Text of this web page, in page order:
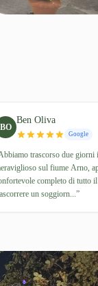
BO
Ben Oliva
Google
trascorso due giorni
sul fiume Arno,
completo di tutto il
un soggiorn...”